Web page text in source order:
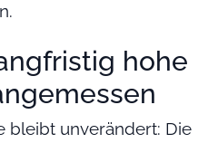
hohe
bleibt unverändert: Die